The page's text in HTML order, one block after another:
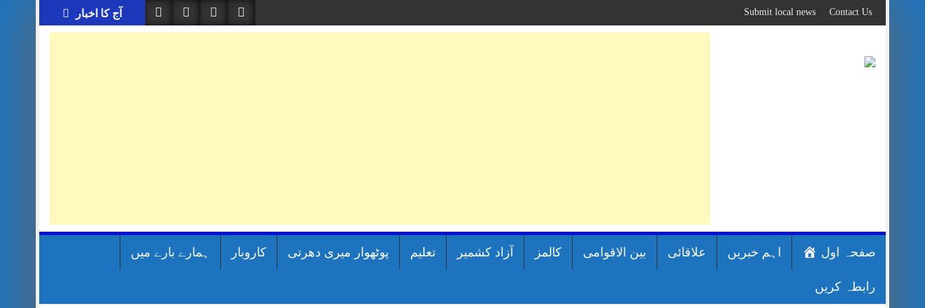
to
content
آج کا اخبار Contact Us
Submit local news
صفحہ اول اہم خبریں علاقائی بین الاقوامی کالمز آزاد کشمیر تعلیم پوٹھوار میری دھرتی کاروبار ہمارے بارے میں
رابطہ کریں